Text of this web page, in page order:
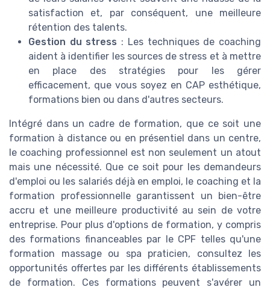
satisfaction et, par conséquent, une meilleure
rétention des talents.
Gestion du stress : Les techniques de coaching
aident à identifier les sources de stress et à mettre
en place des stratégies pour les gérer
efficacement, que vous soyez en CAP esthétique,
formations bien ou dans d'autres secteurs.
Intégré dans un cadre de formation, que ce soit une
formation à distance ou en présentiel dans un centre,
le coaching professionnel est non seulement un atout
mais une nécessité. Que ce soit pour les demandeurs
d'emploi ou les salariés déjà en emploi, le coaching et la
formation professionnelle garantissent un bien-être
accru et une meilleure productivité au sein de votre
entreprise. Pour plus d'options de formation, y compris
des formations financeables par le CPF telles qu'une
formation massage ou spa praticien, consultez les
opportunités offertes par les différents établissements
de formation. Ces formations peuvent s'avérer un